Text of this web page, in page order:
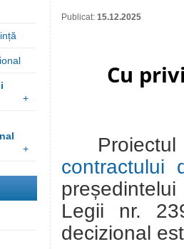
+
+
Publicat: 15.12.2025
Cu
contractului
Legii nr.
decizional